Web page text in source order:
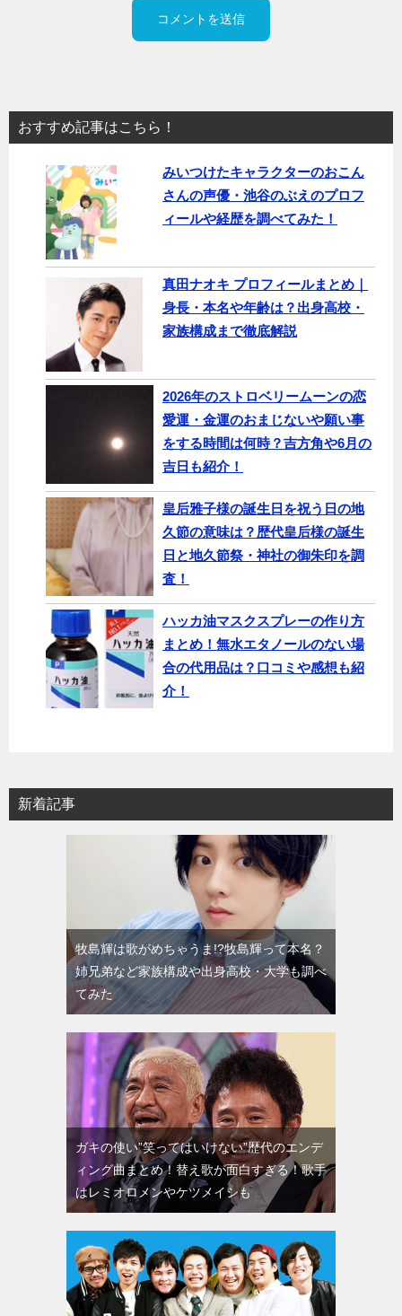
おすすめ記事はこちら！
みいつけたキャラクターのおこん
さんの声優・池谷のぶえのプロフ
ィールや経歴を調べてみた！
真田ナオキ プロフィールまとめ｜
身長・本名や年齢は？出身高校・
家族構成まで徹底解説
2026年のストロベリームーンの恋
愛運・金運のおまじないや願い事
をする時間は何時？吉方角や6月の
吉日も紹介！
皇后雅子様の誕生日を祝う日の地
久節の意味は？歴代皇后様の誕生
日と地久節祭・神社の御朱印を調
査！
ハッカ油マスクスプレーの作り方
まとめ！無水エタノールのない場
合の代用品は？口コミや感想も紹
介！
新着記事
牧島輝は歌がめちゃうま!?牧島輝って本名？
姉兄弟など家族構成や出身高校・大学も調べ
てみた
ガキの使い”笑ってはいけない”歴代のエンデ
ィング曲まとめ！替え歌が面白すぎる！歌手
はレミオロメンやケツメイシも